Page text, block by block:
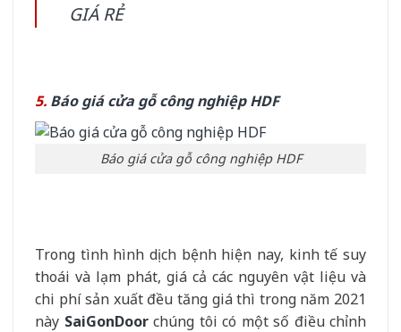
GIÁ RẺ
5. Báo giá cửa gỗ công nghiệp HDF
Báo giá cửa gỗ công nghiệp HDF
Trong tình hình dịch bệnh hiện nay, kinh tế suy
thoái và lạm phát, giá cả các nguyên vật liệu và
chi phí sản xuất đều tăng giá thì trong năm 2021
này SaiGonDoor chúng tôi có một số điều chỉnh